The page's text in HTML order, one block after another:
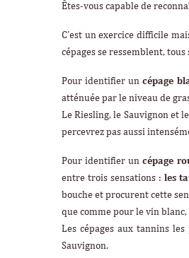
Êtes-vous capable de
C’est un exercice difficile
cépages se ressemblent,
Pour identifier uncépage
atténuée par le niveau de
Le Riesling, le Sauvignon et
percevrez pas aussi
Pour identifier uncépage
entre trois sensations :les
bouche et procurent cette
que comme pour le vin
Les cépages aux tannins
Sauvignon.